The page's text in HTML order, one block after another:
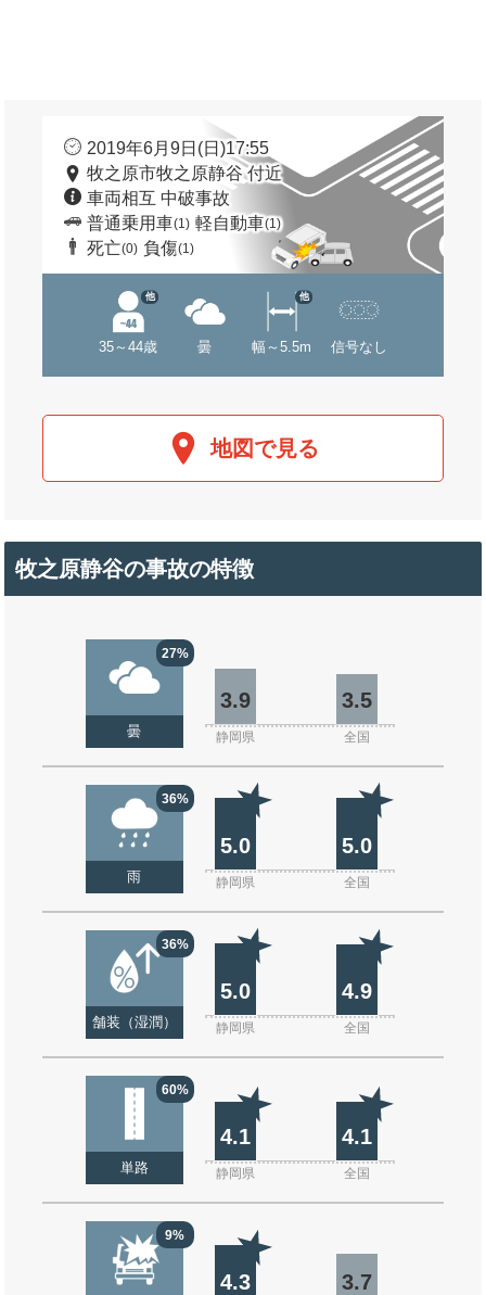
2019年6月9日(日)17:55
牧之原市牧之原静谷 付近
車両相互 中破事故
普通乗用車(1) 軽自動車(1)
死亡(0) 負傷(1)
35～44歳
他
曇 幅～5.5m
他
信号なし
地図で見る
牧之原静谷の事故の特徴
27%
曇
3.9 3.5
静岡県 全国
36%
雨
5.0 5.0
静岡県 全国
36%
舗装（湿潤）
5.0 4.9
静岡県 全国
60%
単路
4.1 4.1
静岡県 全国
9%
4.3 3.7